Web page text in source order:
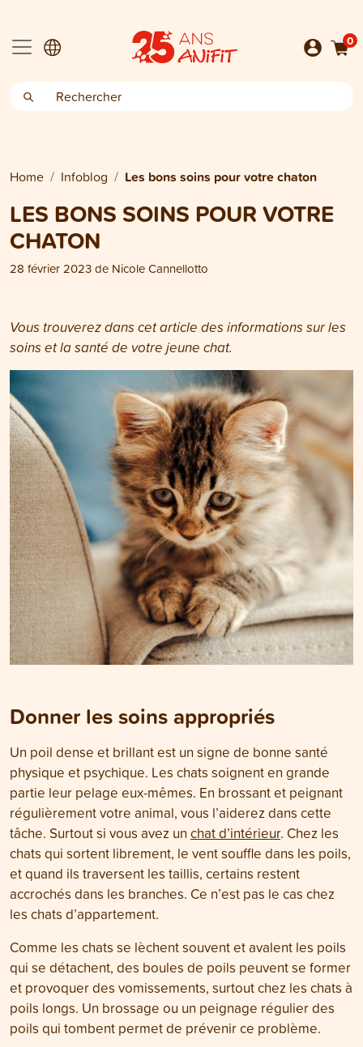
0
Home Infoblog Les bons soins pour votre chaton
LES BONS SOINS POUR VOTRE
CHATON
28 février 2023de Nicole Cannellotto
Vous trouverez dans cet article des informations sur les
soins et la santé de votre jeune chat.
Donner les soins appropriés
Un poil dense et brillant est un signe de bonne santé
physique et psychique. Les chats soignent en grande
partie leur pelage eux-mêmes. En brossant et peignant
régulièrement votre animal, vous l’aiderez dans cette
tâche. Surtout si vous avez un chat d’intérieur. Chez les
chats qui sortent librement, le vent souffle dans les poils,
et quand ils traversent les taillis, certains restent
accrochés dans les branches. Ce n’est pas le cas chez
les chats d’appartement.
Comme les chats se lèchent souvent et avalent les poils
qui se détachent, des boules de poils peuvent se former
et provoquer des vomissements, surtout chez les chats à
poils longs. Un brossage ou un peignage régulier des
poils qui tombent permet de prévenir ce problème.